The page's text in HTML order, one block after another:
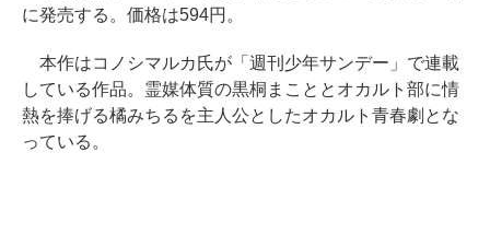
に発売する。価格は594円。
本作はコノシマルカ氏が「週刊少年サンデー」で連載
している作品。霊媒体質の黒桐まこととオカルト部に情
熱を捧げる橘みちるを主人公としたオカルト青春劇とな
っている。